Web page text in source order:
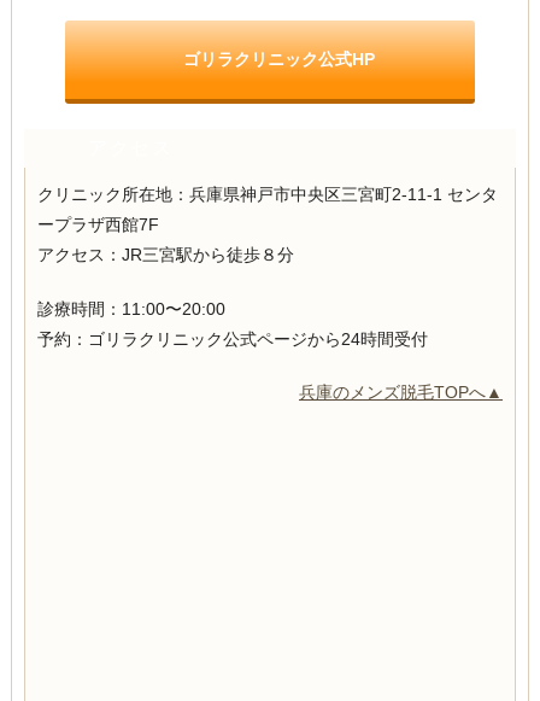
ゴリラクリニック公式HP
クリニック所在地： 兵庫県神戸市中央区三宮町2-11-1 センタ
ープラザ西館7F
アクセス：JR三宮駅から徒歩８分
診療時間：11:00〜20:00
予約：ゴリラクリニック公式ページから24時間受付
兵庫のメンズ脱毛TOPへ▲